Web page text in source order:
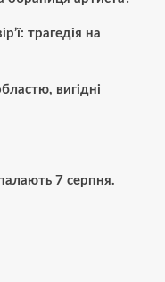
трагедія на
вигідні
7 серпня.